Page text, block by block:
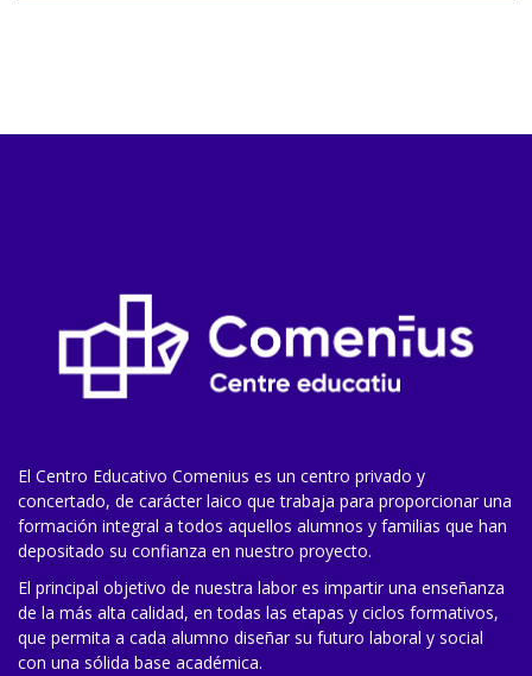
El Centro Educativo Comenius es un centro privado y
concertado, de carácter laico que trabaja para proporcionar una
formación integral a todos aquellos alumnos y familias que han
depositado su confianza en nuestro proyecto.
El principal objetivo de nuestra labor es impartir una enseñanza
de la más alta calidad, en todas las etapas y ciclos formativos,
que permita a cada alumno diseñar su futuro laboral y social
con una sólida base académica.